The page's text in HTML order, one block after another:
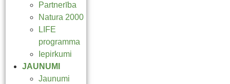
Partnerība
Natura 2000
LIFE
programma
Iepirkumi
JAUNUMI
Jaunumi